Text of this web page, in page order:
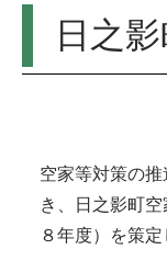
日之
空家等対策の
き、日之影町
８年度）を策定